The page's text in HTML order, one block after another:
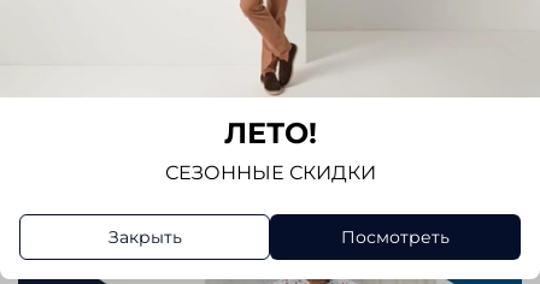
Отзывов еще никто не оставлял
ЛЕТО!
СЕЗОННЫЕ СКИДКИ
Закрыть Посмотреть